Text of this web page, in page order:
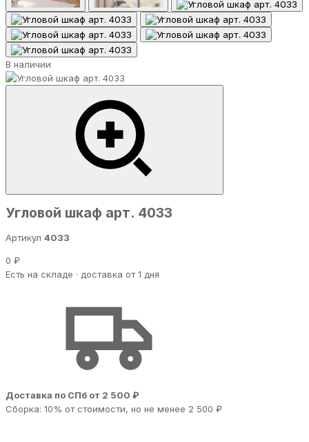
В наличии
Угловой шкаф арт. 4033
Артикул 4033
0 ₽
Есть на складе · доставка от 1 дня
Доставка по СПб от 2 500 ₽
Сборка: 10% от стоимости, но не менее 2 500 ₽